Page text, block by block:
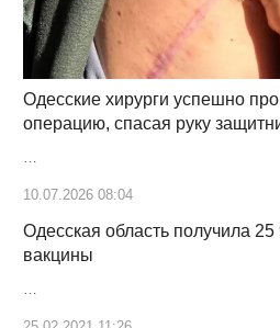
Одесские хирурги успешно
операцию, спасая руку
10.07.2026 08:04
Одесская область получила 25
вакцины
…